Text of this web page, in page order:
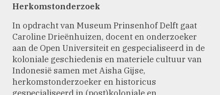
Herkomstonderzoek
In opdracht van Museum Prinsenhof Delft gaat
Caroline Drieënhuizen, docent en onderzoeker
aan de Open Universiteit en gespecialiseerd in de
koloniale geschiedenis en materiele cultuur van
Indonesië samen met Aisha Gijse,
herkomstonderzoeker en historicus
gespecialiseerd in (post)koloniale en